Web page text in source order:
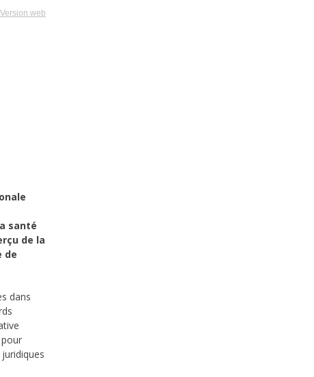
Version web
santé
de la
de
dans